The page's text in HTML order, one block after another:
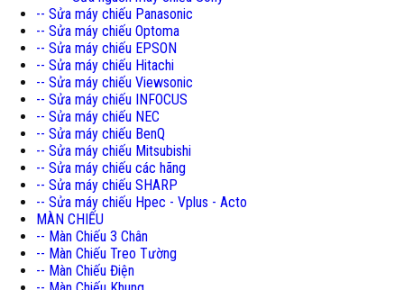
-- Sửa máy chiếu Panasonic
-- Sửa máy chiếu Optoma
-- Sửa máy chiếu EPSON
-- Sửa máy chiếu Hitachi
-- Sửa máy chiếu Viewsonic
-- Sửa máy chiếu INFOCUS
-- Sửa máy chiếu NEC
-- Sửa máy chiếu BenQ
-- Sửa máy chiếu Mitsubishi
-- Sửa máy chiếu các hãng
-- Sửa máy chiếu SHARP
-- Sửa máy chiếu Hpec - Vplus - Acto
MÀN CHIẾU
-- Màn Chiếu 3 Chân
-- Màn Chiếu Treo Tường
-- Màn Chiếu Điện